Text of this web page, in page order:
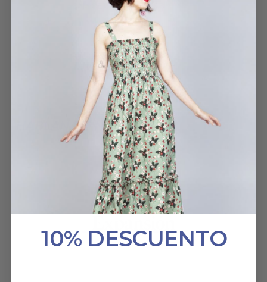
CAMISETA ESCRITORAS
AGUSTINA STERRANTINO
2 JUNIO, 2025
HABLAN DE NOSOTROS
10% DESCUENTO